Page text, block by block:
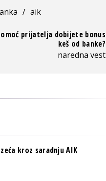
/ aik
prijatelja dobijete bonus
keš od banke?
naredna vest
kroz saradnju AIK